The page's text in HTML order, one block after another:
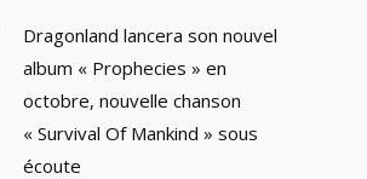
Dragonland lancera son nouvel
album « Prophecies » en
octobre, nouvelle chanson
« Survival Of Mankind » sous
écoute